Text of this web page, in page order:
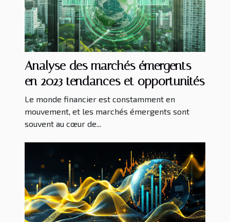
Analyse des marchés émergents
en 2023 tendances et opportunités
Le monde financier est constamment en
mouvement, et les marchés émergents sont
souvent au cœur de...